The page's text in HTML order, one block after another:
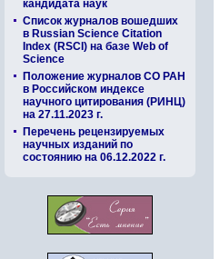
кандидата наук
Список журналов вошедших
в Russian Science Citation
Index (RSCI) на базе Web of
Science
Положение журналов СО РАН
в Российском индексе
научного цитирования (РИНЦ)
на 27.11.2023 г.
Перечень рецензируемых
научных изданий по
состоянию на 06.12.2022 г.